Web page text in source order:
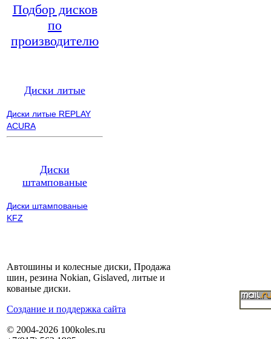
Подбор дисков
по
производителю
Диски литые
Диски литые REPLAY
ACURA
Диски
штампованые
Диски штампованые
KFZ
Автошины и колесные диски, Продажа
шин, резина Nokian, Gislaved, литые и
кованые диски.
Cоздание и поддержка сайта
© 2004-2026 100koles.ru